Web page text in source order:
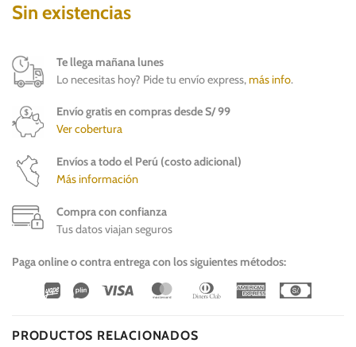
Sin existencias
Te llega mañana lunes
Lo necesitas hoy? Pide tu envío express,más info.
Envío gratis en compras desde S/ 99
Ver cobertura
Envíos a todo el Perú (costo adicional)
Más información
Compra con confianza
Tus datos viajan seguros
Paga online o contra entrega con los siguientes métodos:
Wirecard
Vipps Visa MasterCardDinners
American
PRODUCTOS RELACIONADOS